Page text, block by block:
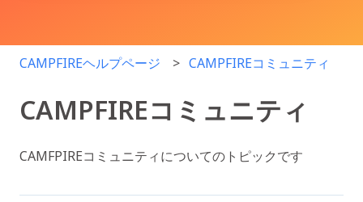
CAMPFIREヘルプページ CAMPFIREコミュニティ
CAMPFIREコミュニティ
CAMFPIREコミュニティについてのトピックです